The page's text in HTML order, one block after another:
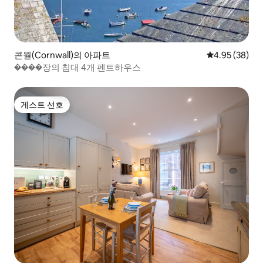
콘월(Cornwall)의 아파트 평점 4.95점(5
4.95 (38)
����장의 침대 4개 펜트하우스
게스트 선호
게스트 선호